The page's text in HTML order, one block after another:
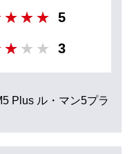
5
3
Plus ル・マン5プラ